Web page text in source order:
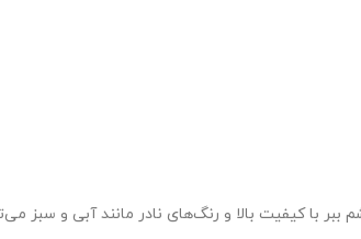
با کیفیت بالا و رنگ‌های نادر مانند آبی و سبز